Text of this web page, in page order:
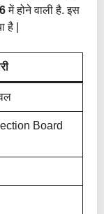
में होने वाली है. इस
है |
Board